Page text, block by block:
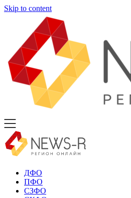
Skip to content
ДФО
ПФО
СЗФО